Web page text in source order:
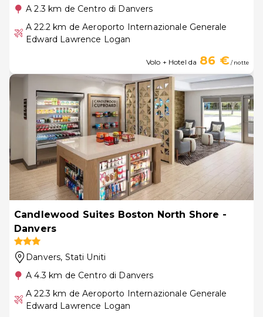
A 2.3 km de Centro di Danvers
A 22.2 km de Aeroporto Internazionale Generale
Edward Lawrence Logan
Volo + Hotel da 86 €/ notte
Candlewood Suites Boston North Shore -
Danvers
Danvers, Stati Uniti
A 4.3 km de Centro di Danvers
A 22.3 km de Aeroporto Internazionale Generale
Edward Lawrence Logan